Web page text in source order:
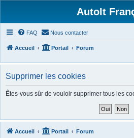
AutoIt
FAQ Nous contacter
Accueil Portail Forum
Supprimer les cookies
Êtes-vous sûr de vouloir supprimer tous les
Accueil Portail Forum